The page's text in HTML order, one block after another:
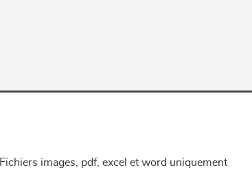
Fichiers images, pdf, excel et word uniquement